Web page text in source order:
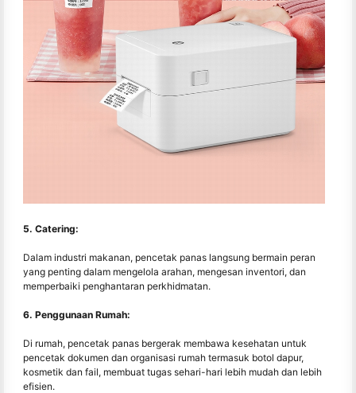
5. Catering:
Dalam industri makanan, pencetak panas langsung bermain peran
yang penting dalam mengelola arahan, mengesan inventori, dan
memperbaiki penghantaran perkhidmatan.
6. Penggunaan Rumah:
Di rumah, pencetak panas bergerak membawa kesehatan untuk
pencetak dokumen dan organisasi rumah termasuk botol dapur,
kosmetik dan fail, membuat tugas sehari-hari lebih mudah dan lebih
efisien.